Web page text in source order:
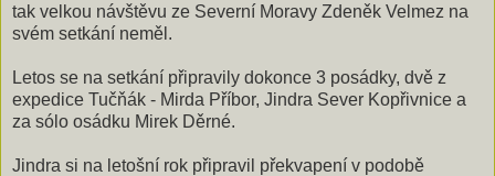
tak velkou návštěvu ze Severní Moravy Zdeněk Velmez na
svém setkání neměl.
Letos se na setkání připravily dokonce 3 posádky, dvě z
expedice Tučňák - Mirda Příbor, Jindra Sever Kopřivnice a
za sólo osádku Mirek Děrné.
Jindra si na letošní rok připravil překvapení v podobě